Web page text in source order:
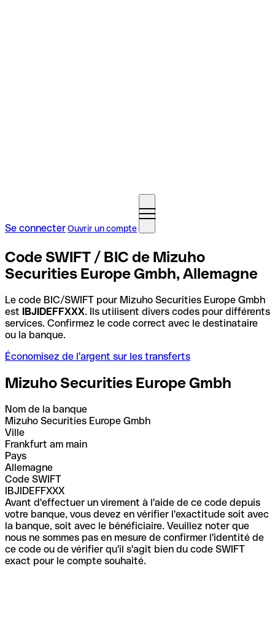
Se connecterOuvrir un compte
Code SWIFT / BIC de Mizuho
Securities Europe Gmbh, Allemagne
Le code BIC/SWIFT pour Mizuho Securities Europe Gmbh
est IBJIDEFFXXX. Ils utilisent divers codes pour différents
services. Confirmez le code correct avec le destinataire
ou la banque.
Économisez de l'argent sur les transferts
Mizuho Securities Europe Gmbh
Nom de la banque
Mizuho Securities Europe Gmbh
Ville
Frankfurt am main
Pays
Allemagne
Code SWIFT
IBJIDEFFXXX
Avant d'effectuer un virement à l'aide de ce code depuis
votre banque, vous devez en vérifier l'exactitude soit avec
la banque, soit avec le bénéficiaire. Veuillez noter que
nous ne sommes pas en mesure de confirmer l'identité de
ce code ou de vérifier qu'il s'agit bien du code SWIFT
exact pour le compte souhaité.